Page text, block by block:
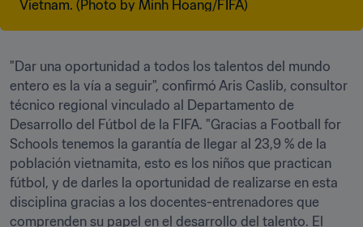
"Dar una oportunidad a todos los talentos del mundo
entero es la vía a seguir", confirmó Aris Caslib, consultor
técnico regional vinculado al Departamento de
Desarrollo del Fútbol de la FIFA. "Gracias a Football for
Schools tenemos la garantía de llegar al 23,9 % de la
población vietnamita, esto es los niños que practican
fútbol, y de darles la oportunidad de realizarse en esta
disciplina gracias a los docentes-entrenadores que
comprenden su papel en el desarrollo del talento. El